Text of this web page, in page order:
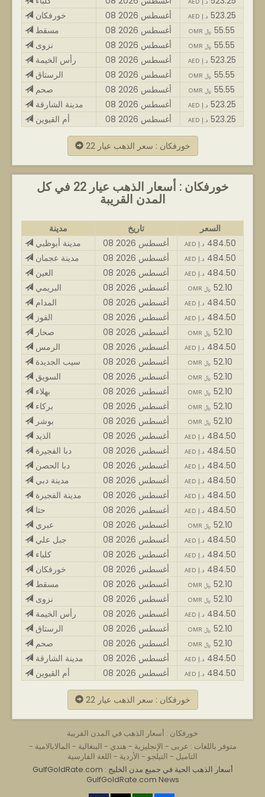
خورفكان
08 أغسطس 2026 AED د.إ 523.25
مسقط
08 أغسطس 2026 OMR ﷼ 55.55
نزوى
08 أغسطس 2026 OMR ﷼ 55.55
رأس الخيمة
08 أغسطس 2026 AED د.إ 523.25
الرستاق
08 أغسطس 2026 OMR ﷼ 55.55
صحم
08 أغسطس 2026 OMR ﷼ 55.55
مدينة الشارقة
08 أغسطس 2026 AED د.إ 523.25
أم القيوين
08 أغسطس 2026 AED د.إ 523.25
خورفكان : سعر الذهب عيار 22
خورفكان : أسعار الذهب عيار 22 في كل
المدن القريبة
مدينة تاريخ
السعر
مدينة أبوظبي
08 أغسطس 2026 AED د.إ 484.50
مدينة عجمان
08 أغسطس 2026 AED د.إ 484.50
العين
08 أغسطس 2026 AED د.إ 484.50
البريمي
08 أغسطس 2026 OMR ﷼ 52.10
المدام
08 أغسطس 2026 AED د.إ 484.50
القوز
08 أغسطس 2026 AED د.إ 484.50
صحار
08 أغسطس 2026 OMR ﷼ 52.10
الرمس
08 أغسطس 2026 AED د.إ 484.50
سيب الجديدة
08 أغسطس 2026 OMR ﷼ 52.10
السويق
08 أغسطس 2026 OMR ﷼ 52.10
بهلاء
08 أغسطس 2026 OMR ﷼ 52.10
بركاء
08 أغسطس 2026 OMR ﷼ 52.10
بوشر
08 أغسطس 2026 OMR ﷼ 52.10
الذيد
08 أغسطس 2026 AED د.إ 484.50
دبا الفجيرة
08 أغسطس 2026 AED د.إ 484.50
دبا الحصن
08 أغسطس 2026 AED د.إ 484.50
مدينة دبي
08 أغسطس 2026 AED د.إ 484.50
مدينة الفجيرة
08 أغسطس 2026 AED د.إ 484.50
حتا
08 أغسطس 2026 AED د.إ 484.50
عبري
08 أغسطس 2026 OMR ﷼ 52.10
جبل علي
08 أغسطس 2026 AED د.إ 484.50
كلباء
08 أغسطس 2026 AED د.إ 484.50
خورفكان
08 أغسطس 2026 AED د.إ 484.50
مسقط
08 أغسطس 2026 OMR ﷼ 52.10
نزوى
08 أغسطس 2026 OMR ﷼ 52.10
رأس الخيمة
08 أغسطس 2026 AED د.إ 484.50
الرستاق
08 أغسطس 2026 OMR ﷼ 52.10
صحم
08 أغسطس 2026 OMR ﷼ 52.10
مدينة الشارقة
08 أغسطس 2026 AED د.إ 484.50
أم القيوين
08 أغسطس 2026 AED د.إ 484.50
خورفكان : سعر الذهب عيار 22
خورفكان : أسعار الذهب في المدن القريبة
متوفر باللغات : عربى - الإنجليزية - هندي - البنغالية - المالايالامية -
التاميل - التيلجو - الأردية - اللغة الفارسية
GulfGoldRate.com : أسعار الذهب الحية في جميع مدن الخليج
GulfGoldRate.com News